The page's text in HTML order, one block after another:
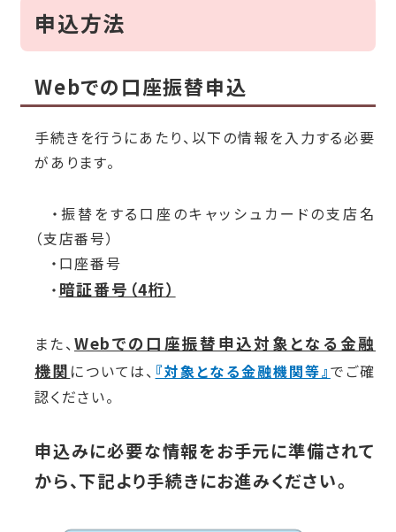
申込方法
Webでの口座振替申込
手続きを行うにあたり、以下の情報を入力する必要
があります。
・振替をする口座のキャッシュカードの支店名
（支店番号）
・口座番号
・ 暗証番号（4桁）
また、Webでの口座振替申込対象となる金融
機関 については、 『対象となる金融機関等』でご確
認ください。
申込みに必要な情報をお手元に準備されて
から、下記より手続きにお進みください。